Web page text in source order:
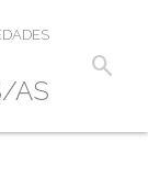
search
AS